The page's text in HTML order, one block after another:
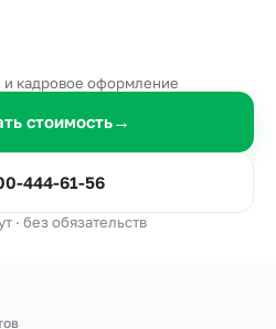
и кадровое оформление
стоимость→
444-61-56
· без обязательств